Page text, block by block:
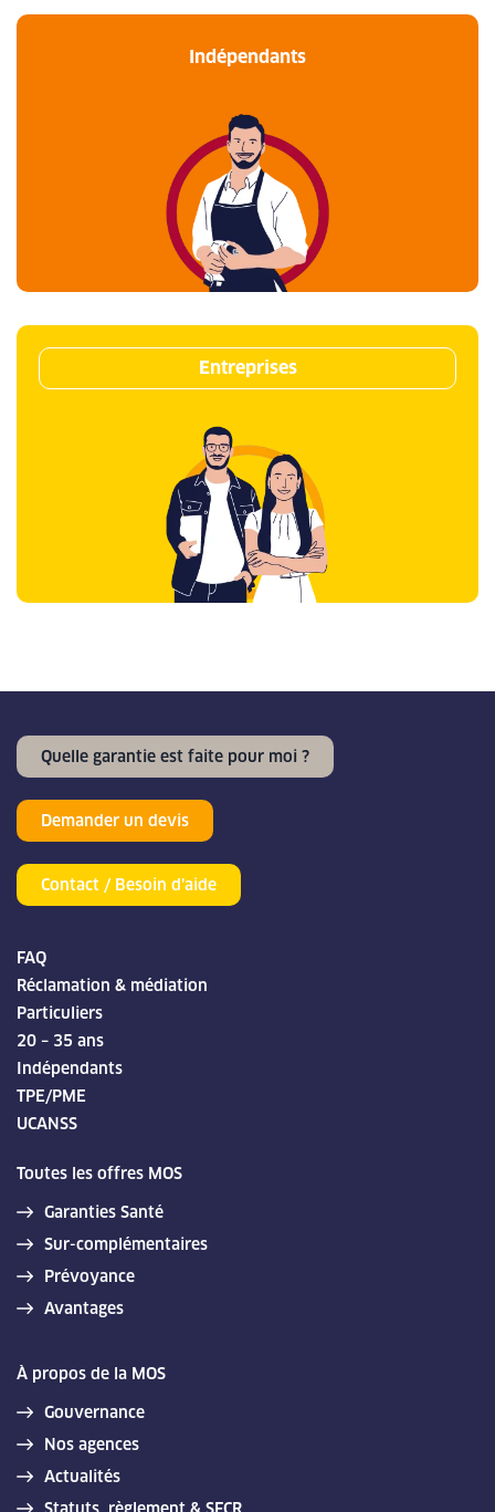
Indépendants
Entreprises
Quelle garantie est faite pour moi ?
Demander un devis
Contact / Besoin d’aide
FAQ
Réclamation & médiation
Particuliers
20 – 35 ans
Indépendants
TPE/PME
UCANSS
Toutes les offres MOS
Garanties Santé
Sur-complémentaires
Prévoyance
Avantages
À propos de la MOS
Gouvernance
Nos agences
Actualités